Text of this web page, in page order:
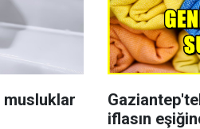
musluklar
iflasın